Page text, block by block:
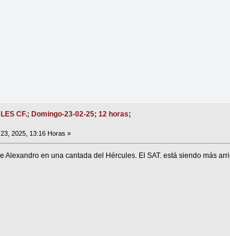
CF.; Domingo-23-02-25; 12 horas;
2025, 13:16 Horas »
Alexandro en una cantada del Hércules. El SAT. está siendo más